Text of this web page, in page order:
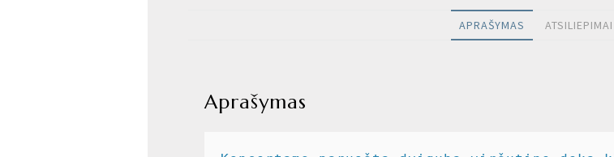
APRAŠYMAS
Aprašymas